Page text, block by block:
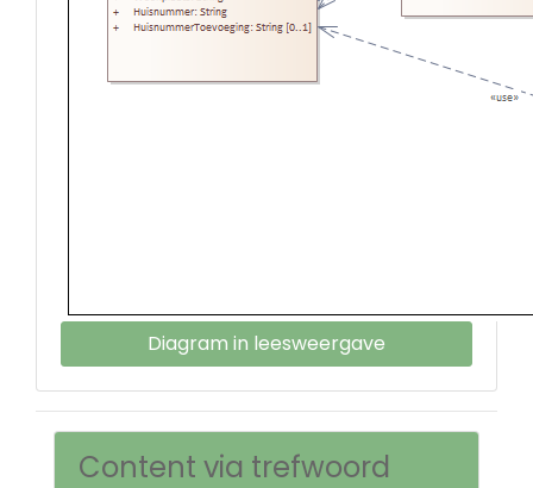
Diagram in leesweergave
Content via trefwoord